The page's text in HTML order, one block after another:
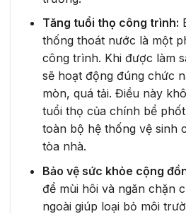
Tăng tuổi thọ công trình:
thống thoát nước là một
công trình. Khi được làm
sẽ hoạt động đúng chức
mòn, quá tải. Điều này
tuổi thọ của chính bể
toàn bộ hệ thống vệ sinh
tòa nhà.
Bảo vệ sức khỏe cộng
để mùi hôi và ngăn chặn
ngoài giúp loại bỏ môi